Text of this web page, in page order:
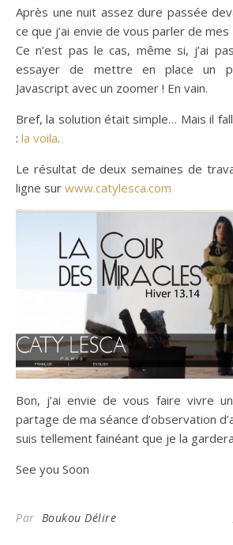
Après une nuit assez dure passée
ce que j’ai envie de vous parler de
Ce n’est pas le cas, même si, j’ai
essayer de mettre en place un
Javascript avec un zoomer ! En vain.
Bref, la solution était simple… Mais il
: la voila.
Le résultat de deux semaines de
ligne sur www.catylesca.com
Bon, j’ai envie de vous faire vivre
partage de ma séance d’observation
suis tellement fainéant que je la
See you Soon
Par Boukou Délire